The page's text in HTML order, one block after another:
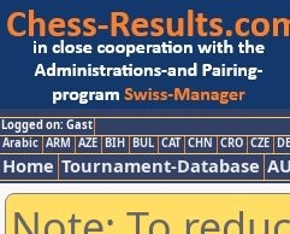
Logged on: Gast
Arabic ARM AZE BIH BUL CAT CHN CRO CZE
Home Tournament-Database